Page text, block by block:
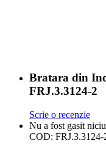
Bratara din
FRJ.3.3124-2
Scrie o recenzie
Nu a fost gasit
COD: FRJ.3.3124-